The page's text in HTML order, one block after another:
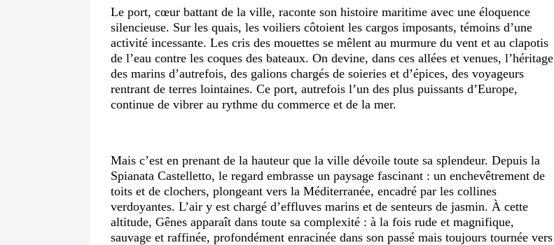
Le port, cœur battant de la ville, raconte son histoire maritime avec une éloquence
silencieuse. Sur les quais, les voiliers côtoient les cargos imposants, témoins d’une
activité incessante. Les cris des mouettes se mêlent au murmure du vent et au clapotis
de l’eau contre les coques des bateaux. On devine, dans ces allées et venues, l’héritage
des marins d’autrefois, des galions chargés de soieries et d’épices, des voyageurs
rentrant de terres lointaines. Ce port, autrefois l’un des plus puissants d’Europe,
continue de vibrer au rythme du commerce et de la mer.
Mais c’est en prenant de la hauteur que la ville dévoile toute sa splendeur. Depuis la
Spianata Castelletto, le regard embrasse un paysage fascinant : un enchevêtrement de
toits et de clochers, plongeant vers la Méditerranée, encadré par les collines
verdoyantes. L’air y est chargé d’effluves marins et de senteurs de jasmin. À cette
altitude, Gênes apparaît dans toute sa complexité : à la fois rude et magnifique,
sauvage et raffinée, profondément enracinée dans son passé mais toujours tournée vers